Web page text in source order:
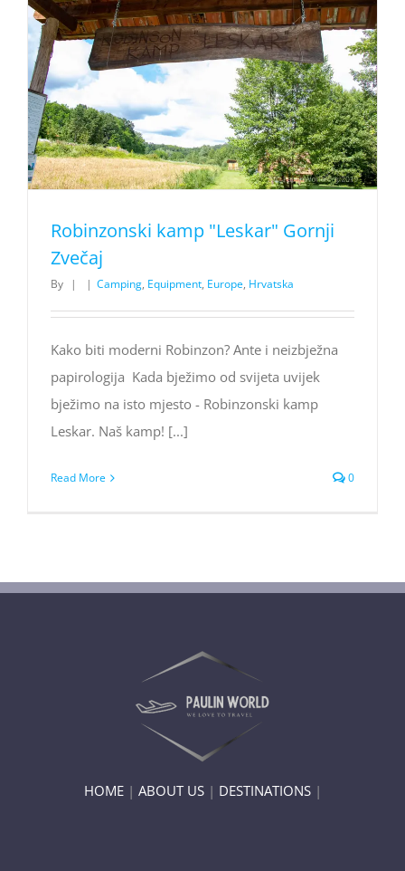
Robinzonski kamp "Leskar" Gornji
Zvečaj
By | | Camping, Equipment, Europe, Hrvatska
Kako biti moderni Robinzon? Ante i neizbježna
papirologija Kada bježimo od svijeta uvijek
bježimo na isto mjesto - Robinzonski kamp
Leskar. Naš kamp! [...]
Read More 0
HOME| ABOUT US| DESTINATIONS|